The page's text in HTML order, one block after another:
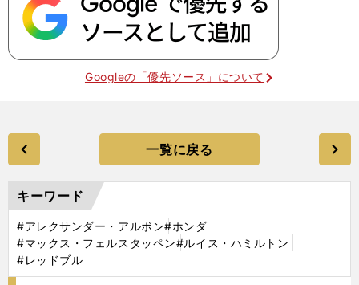
Googleの「優先ソース」について
一覧に戻る
キーワード
#アレクサンダー・アルボン#ホンダ
#マックス・フェルスタッペン#ルイス・ハミルトン
#レッドブル